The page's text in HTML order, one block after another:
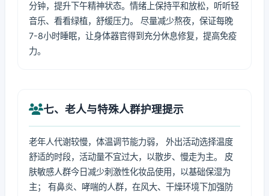
分钟，提升下午精神状态。情绪上保持平和放松，听听轻
音乐、看看绿植，舒缓压力。 尽量减少熬夜，保证每晚
7-8小时睡眠，让身体器官得到充分休息修复，提高免疫
力。
七、老人与特殊人群护理提示
老年人代谢较慢，体温调节能力弱， 外出活动选择温度
舒适的时段，活动量不宜过大，以散步、慢走为主。 皮
肤敏感人群今日减少刺激性化妆品使用，以基础保湿为
主； 有鼻炎、哮喘的人群，在风大、干燥环境下加强防